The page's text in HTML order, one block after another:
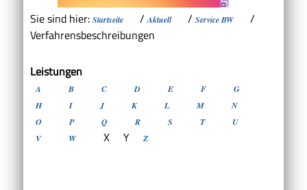
Sie sind hier: Startseite /Aktuell / Service BW
/
Verfahrensbeschreibungen
Leistungen
A B C D E F
G
H
I J K L M
N
O
P Q R S T
U
V
W X Y Z